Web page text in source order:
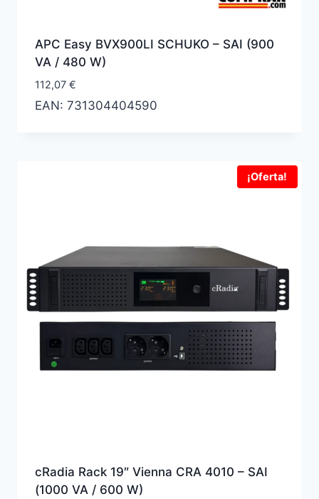
APC Easy BVX900LI SCHUKO – SAI (900
VA / 480 W)
112,07 €
EAN: 731304404590
¡Oferta!
cRadia Rack 19″ Vienna CRA 4010 – SAI
(1000 VA / 600 W)